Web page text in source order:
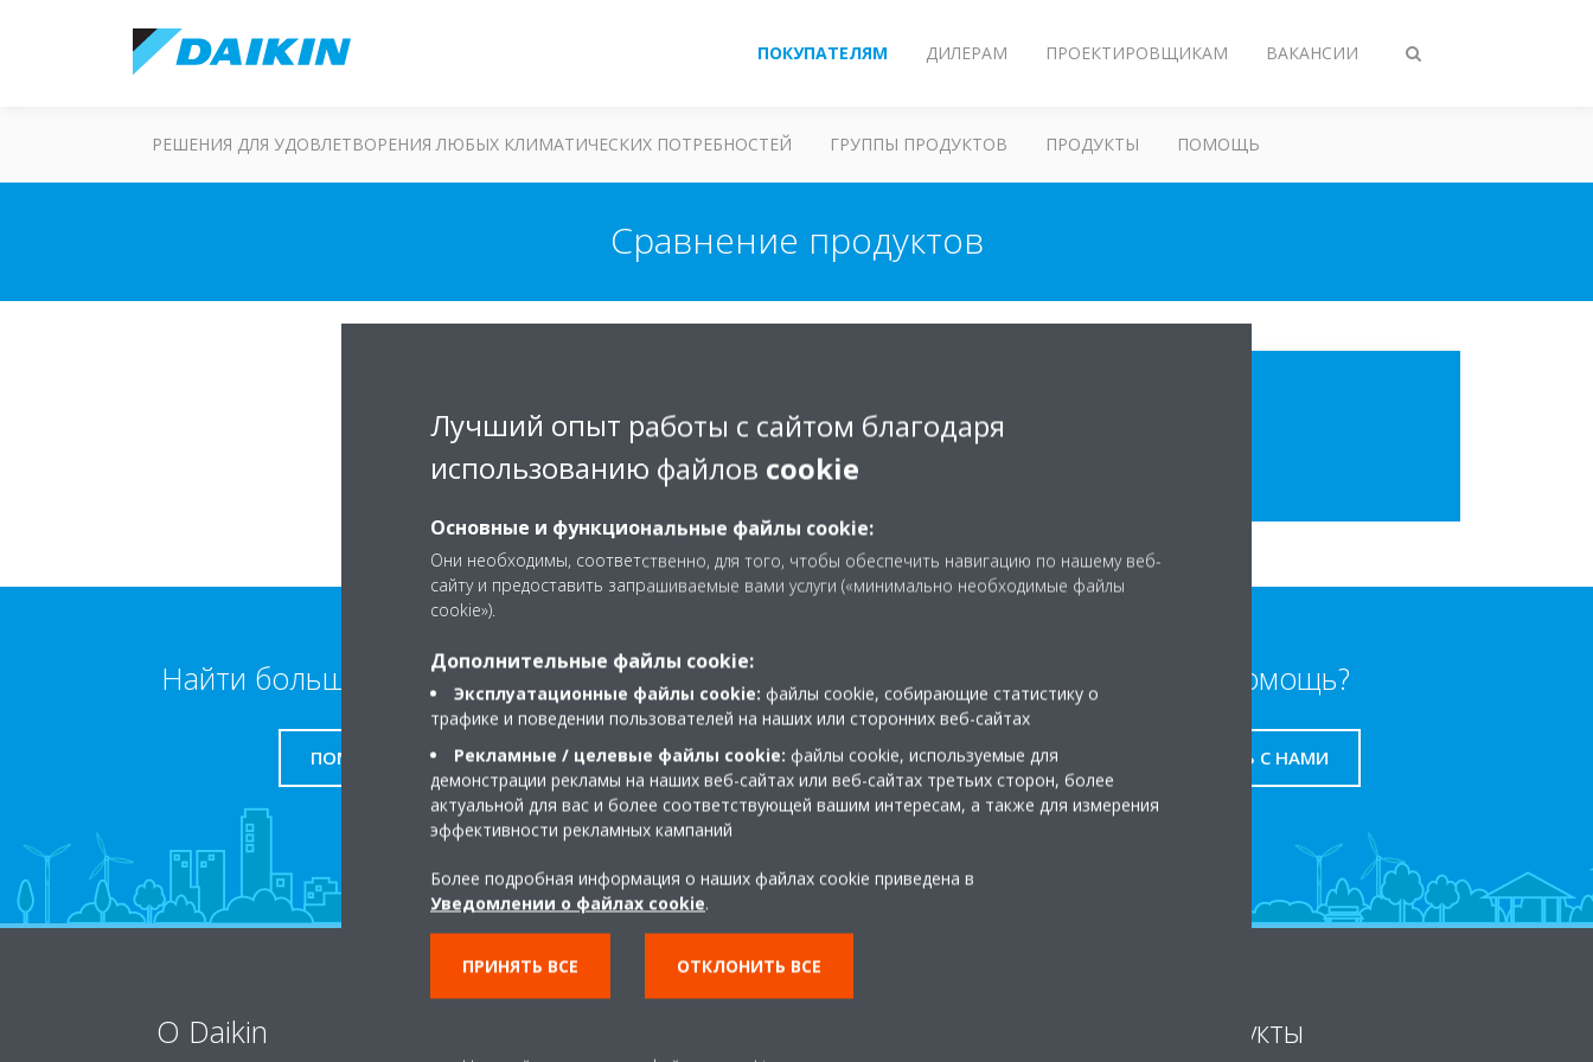
Переключить
ПОКУПАТЕЛЯМ ДИЛЕРАМ ПРОЕКТИРОВЩИКАМ ВАКАНСИИ
РЕШЕНИЯ ДЛЯ УДОВЛЕТВОРЕНИЯ ЛЮБЫХ КЛИМАТИЧЕСКИХ ПОТРЕБНОСТЕЙ ГРУППЫ ПРОДУКТОВ ПРОДУКТЫ ПОМОЩЬ
Сравнение продуктов
Характеристики
Найти больше информации
ПОМОЩЬ
Нужна помощь?
СВЯЖИТЕСЬ С НАМИ
O Daikin Продукты
Лучший опыт работы с сайтом благодаря
использованию файлов cookie
Основные и функциональные файлы cookie:
Они необходимы, соответственно, для того, чтобы обеспечить навигацию по нашему веб-
сайту и предоставить запрашиваемые вами услуги («минимально необходимые файлы
cookie»).
Дополнительные файлы cookie:
Эксплуатационные файлы cookie: файлы cookie, собирающие статистику о
трафике и поведении пользователей на наших или сторонних веб-сайтах
Рекламные / целевые файлы cookie: файлы cookie, используемые для
демонстрации рекламы на наших веб-сайтах или веб-сайтах третьих сторон, более
актуальной для вас и более соответствующей вашим интересам, а также для измерения
эффективности рекламных кампаний
Более подробная информация о наших файлах cookie приведена в
Уведомлении о файлах cookie.
ПРИНЯТЬ ВСЕ ОТКЛОНИТЬ ВСЕ